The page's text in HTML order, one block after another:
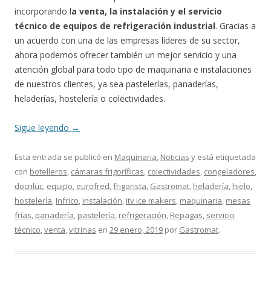
incorporando la venta, la instalación y el servicio
técnico de equipos de refrigeración industrial. Gracias a
un acuerdo con una de las empresas líderes de su sector,
ahora podemos ofrecer también un mejor servicio y una
atención global para todo tipo de maquinaria e instalaciones
de nuestros clientes, ya sea pastelerías, panaderías,
heladerías, hostelería o colectividades.
Sigue leyendo →
Esta entrada se publicó en Maquinaria, Noticias y está etiquetada
con botelleros, cámaras frigoríficas, colectividades, congeladores,
docriluc, equipo, eurofred,frigorista, Gastromat, heladería, hielo,
hostelería, Infrico, instalación, itv ice makers, maquinaria, mesas
frías, panadería, pastelería, refrigeración, Repagas, servicio
técnico,venta,vitrinas en 29 enero, 2019 por Gastromat.